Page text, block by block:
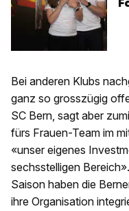
Bei anderen Klubs
ganz so grosszügig
SC Bern, sagt aber
fürs Frauen-Team im
«unser eigenes
sechsstelligen
Saison haben die
ihre Organisation